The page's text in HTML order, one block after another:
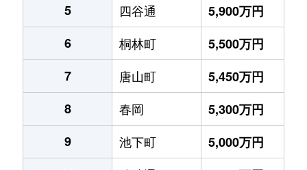
5
四谷通
5,900万円
6
桐林町
5,500万円
7
唐山町
5,450万円
8
春岡
5,300万円
9
池下町
5,000万円